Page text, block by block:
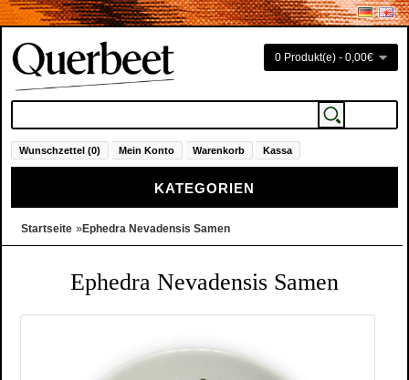
0 Produkt(e) - 0,00€
Wunschzettel (0) Mein Konto Warenkorb Kassa
KATEGORIEN
Startseite »Ephedra Nevadensis Samen
Ephedra Nevadensis Samen